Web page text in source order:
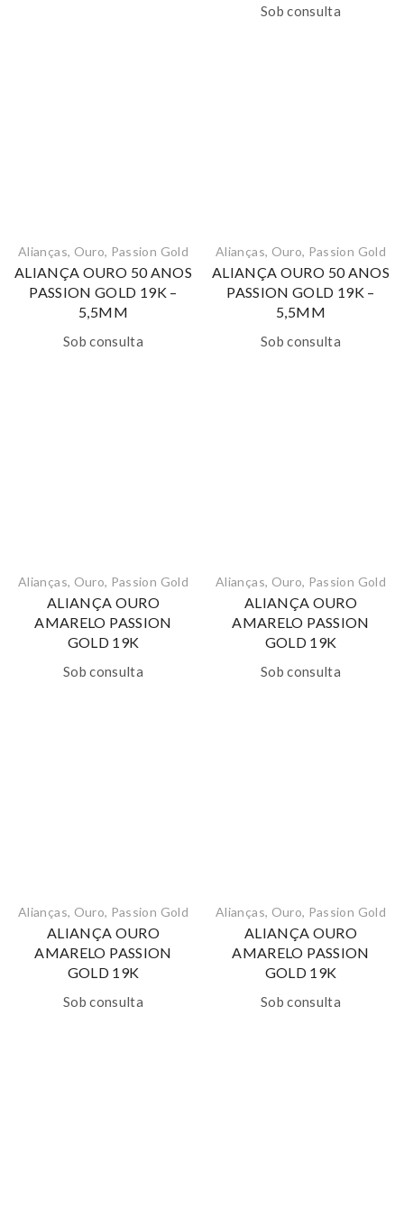
Sob consulta
Alianças, Ouro, Passion Gold
ALIANÇA OURO 50 ANOS
PASSION GOLD 19K –
5,5MM
Sob consulta
Alianças, Ouro, Passion Gold
ALIANÇA OURO 50 ANOS
PASSION GOLD 19K –
5,5MM
Sob consulta
Alianças, Ouro, Passion Gold
ALIANÇA OURO
AMARELO PASSION
GOLD 19K
Sob consulta
Alianças, Ouro, Passion Gold
ALIANÇA OURO
AMARELO PASSION
GOLD 19K
Sob consulta
Alianças, Ouro, Passion Gold
ALIANÇA OURO
AMARELO PASSION
GOLD 19K
Sob consulta
Alianças, Ouro, Passion Gold
ALIANÇA OURO
AMARELO PASSION
GOLD 19K
Sob consulta